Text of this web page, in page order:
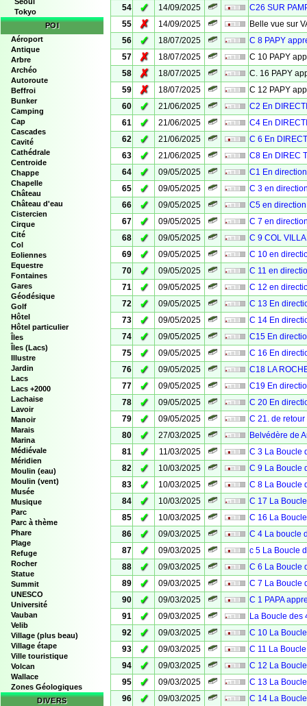
Tokyo
POI
Aéroport
Antique
Arbre
Archéo
Autoroute
Beffroi
Bunker
Camping
Cap
Cascades
Cavité
Cathédrale
Centroide
Chappe
Chapelle
Château
Château d'eau
Cistercien
Cirque
Cité
Col
Eoliennes
Equestre
Fontaines
Gares
Géodésique
Golf
Hôtel
Hôtel particulier
Îles
Îles (Lacs)
Illustre
Jardin
Lacs
Lacs +2000
Lachaise
Lavoir
Manoir
Marais
Marina
Médiévale
Méridien
Moulin (eau)
Moulin (vent)
Musée
Musique
Parc
Parc à thème
Phare
Plage
Refuge
Rocher
Statue
Summit
UNESCO
Université
Vauban
Velib
Village (plus beau)
Village étape
Ville touristique
Volcan
Wallace
Zones Géologiques
DIVERS
54
✓ 14/09/2025
C26 SUR
55
✗ 14/09/2025
Belle vue sur
56
✓ 18/07/2025
C 8 PAPY
57
✗ 18/07/2025
C 10 PAPY
58
✗ 18/07/2025
C. 16 PAPY
59
✗ 18/07/2025
C 12 PAPY
60
✓ 21/06/2025
C2 En
61
✓ 21/06/2025
C4 En
62
✓ 21/06/2025
C 6 En
63
✓ 21/06/2025
C8 En DIREC
64
✓ 09/05/2025
C1 En
65
✓ 09/05/2025
C 3 en
66
✓ 09/05/2025
C5 en
67
✓ 09/05/2025
C 7 en
68
✓ 09/05/2025
C 9 COL
69
✓ 09/05/2025
C 10 en
70
✓ 09/05/2025
C 11 en
71
✓ 09/05/2025
C 12 en
72
✓ 09/05/2025
C 13 En
73
✓ 09/05/2025
C 14 En
74
✓ 09/05/2025
C15 En
75
✓ 09/05/2025
C 16 En
76
✓ 09/05/2025
C18 LA
77
✓ 09/05/2025
C19 En
78
✓ 09/05/2025
C 20 En
79
✓ 09/05/2025
C 21. de
80
✓ 27/03/2025
Belvédère de
81
✓ 11/03/2025
C 3 La Boucle
82
✓ 10/03/2025
C 9 La Boucle
83
✓ 10/03/2025
C 8 La Boucle
84
✓ 10/03/2025
C 17 La
85
✓ 10/03/2025
C 16 La
86
✓ 09/03/2025
C 4 La boucle
87
✓ 09/03/2025
c 5 La Boucle
88
✓ 09/03/2025
C 6 La Boucle
89
✓ 09/03/2025
C 7 La Boucle
90
✓ 09/03/2025
C 1 PAPA
91
✓ 09/03/2025
La Boucle des
92
✓ 09/03/2025
C 10 La
93
✓ 09/03/2025
C 11 La
94
✓ 09/03/2025
C 12 La
95
✓ 09/03/2025
C 13 La
96
✓ 09/03/2025
C 14 La